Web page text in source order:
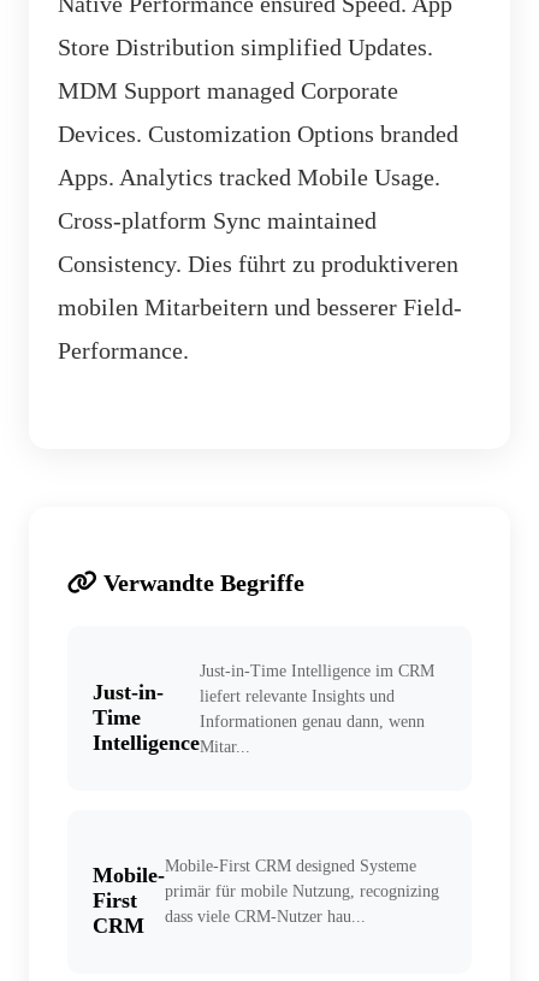
Store Distribution simplified Updates.
MDM Support managed Corporate
Devices. Customization Options branded
Apps. Analytics tracked Mobile Usage.
Cross-platform Sync maintained
Consistency. Dies führt zu produktiveren
mobilen Mitarbeitern und besserer Field-
Performance.
Verwandte Begriffe
Just-in-
Time
Intelligence
Just-in-Time Intelligence im CRM
liefert relevante Insights und
Informationen genau dann, wenn
Mitar...
Mobile-
First
CRM
Mobile-First CRM designed Systeme
primär für mobile Nutzung, recognizing
dass viele CRM-Nutzer hau...